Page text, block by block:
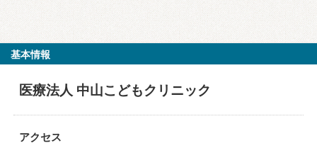
基本情報
医療法人 中山こどもクリニック
アクセス